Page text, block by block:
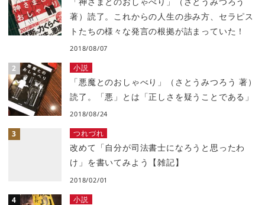
著）読了。これからの人生の歩み方、セラピス
トたちの様々な発言の根拠が詰まっていた！
2018/08/07
小説
「悪魔とのおしゃべり」（さとうみつろう 著）
読了。「悪」とは「正しさを疑うことである」
2018/08/24
つれづれ
改めて「自分が司法書士になろうと思ったわ
け」を書いてみよう【雑記】
2018/02/01
小説